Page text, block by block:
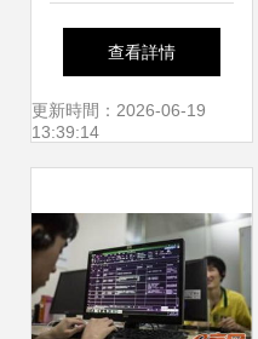
專注計算機軟件研
發，驅動科技創新
查看詳情
更新時間：2026-06-19
13:39:14